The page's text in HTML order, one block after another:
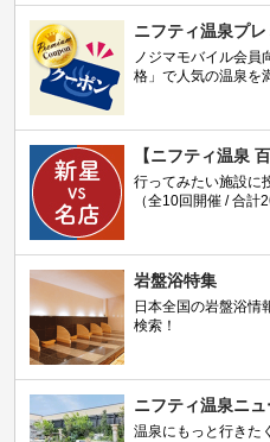
ニフティ温泉プ
ノジマモバイル会
格」で人気の温泉を
【ニフティ温泉
行ってみたい施設に
（全10回開催 / 合計
岩盤浴特集
日本全国の岩盤浴情
検索！
ニフティ温泉ニュ
温泉にもっと行きた